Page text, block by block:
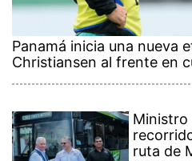
Panamá inicia una nueva
Christiansen al frente en
Ministro
ruta de